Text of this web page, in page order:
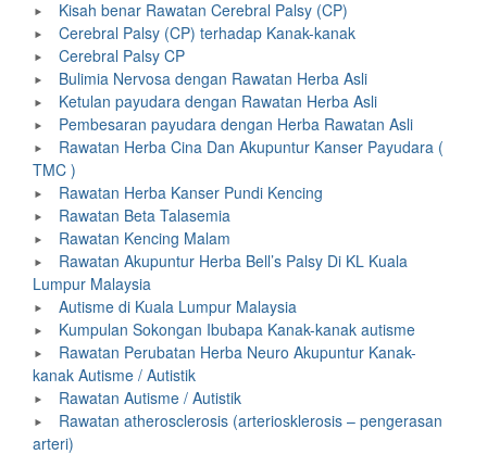
Kisah benar Rawatan Cerebral Palsy (CP)
Cerebral Palsy (CP) terhadap Kanak-kanak
Cerebral Palsy CP
Bulimia Nervosa dengan Rawatan Herba Asli
Ketulan payudara dengan Rawatan Herba Asli
Pembesaran payudara dengan Herba Rawatan Asli
Rawatan Herba Cina Dan Akupuntur Kanser Payudara (
TMC )
Rawatan Herba Kanser Pundi Kencing
Rawatan Beta Talasemia
Rawatan Kencing Malam
Rawatan Akupuntur Herba Bell’s Palsy Di KL Kuala
Lumpur Malaysia
Autisme di Kuala Lumpur Malaysia
Kumpulan Sokongan Ibubapa Kanak-kanak autisme
Rawatan Perubatan Herba Neuro Akupuntur Kanak-
kanak Autisme / Autistik
Rawatan Autisme / Autistik
Rawatan atherosclerosis (arteriosklerosis – pengerasan
arteri)